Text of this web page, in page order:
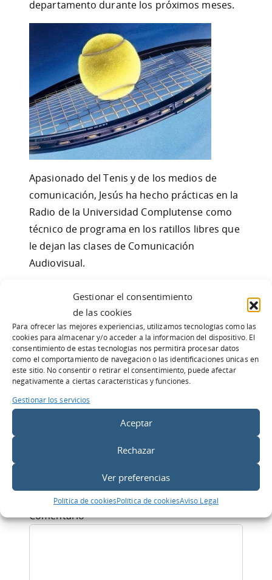
Gestionar el consentimiento
de las cookies
Para ofrecer las mejores experiencias, utilizamos tecnologías como las
cookies para almacenar y/o acceder a la información del dispositivo. El
consentimiento de estas tecnologías nos permitirá procesar datos
como el comportamiento de navegación o las identificaciones únicas en
este sitio. No consentir o retirar el consentimiento, puede afectar
negativamente a ciertas características y funciones.
Gestionar los servicios
Aceptar
Rechazar
Ver preferencias
Política de cookiesPolítica de cookiesAviso Legal
departamento durante los próximos meses.
Apasionado del Tenis y de los medios de
comunicación, Jesús ha hecho prácticas en la
Radio de la Universidad Complutense como
técnico de programa en los ratillos libres que
le dejan las clases de Comunicación
Audiovisual.
Estamos seguros de que Jesús encontrará su
propio hueco dentro de dobleO, Bienvenido
Jesús!
Compartir:
Tu dirección de correo electrónico no será
Los campos obligatorios están
marcados con*
Comentario*